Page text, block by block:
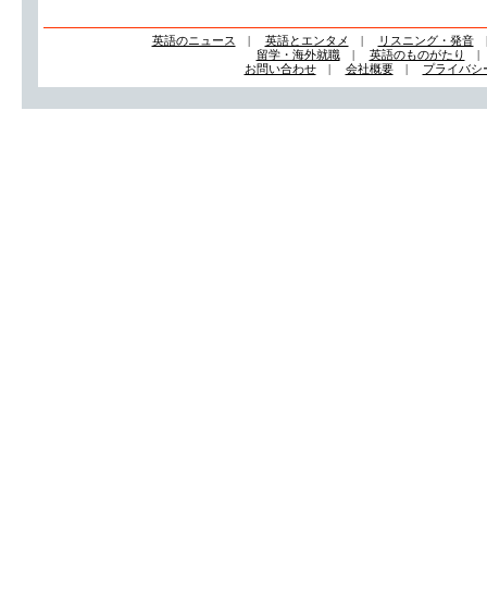
英語のニュース | 英語とエンタメ | リスニング・発音
留学・海外就職| 英語のものがたり
お問い合わせ| 会社概要| プライバシ